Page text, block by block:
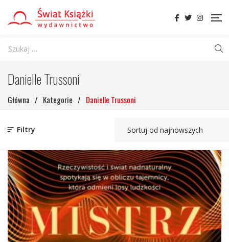
Danielle Trussoni
Główna / Kategorie / Danielle Trussoni
Filtry